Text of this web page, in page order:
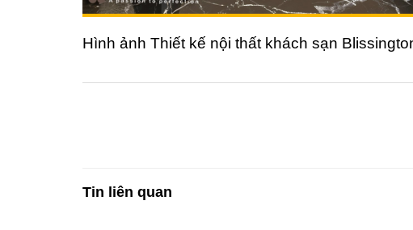
Hình ảnh Thiết kế nội thất khách sạn
Tin liên quan